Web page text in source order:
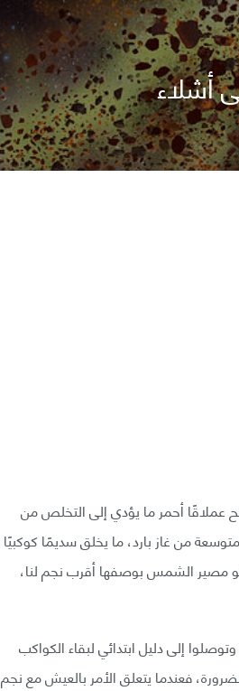
أشلاء
تقريبًا، ستتمدد لتصبح عملاقًا أحمر ما يؤدي إلى التخلص من
من غاز بارد، ما يخلق سديمًا كوكبيًا
مصير الشمس بوصفها أقرب نجم لنا،
إلى دليل ابتدائي لبقاء الكواكب
فعندما يتعلق الأمر بالعيش مع نجم